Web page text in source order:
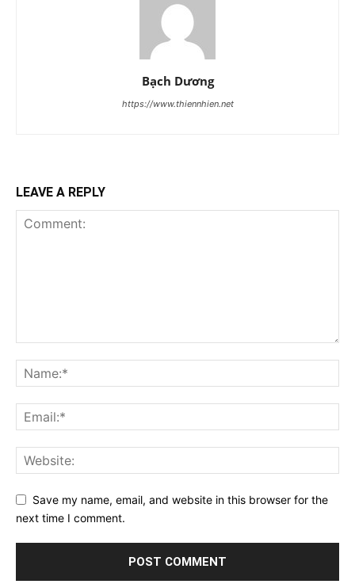
Bạch Dương
https://www.thiennhien.net
LEAVE A REPLY
Save my name, email, and website in this browser for the
next time I comment.